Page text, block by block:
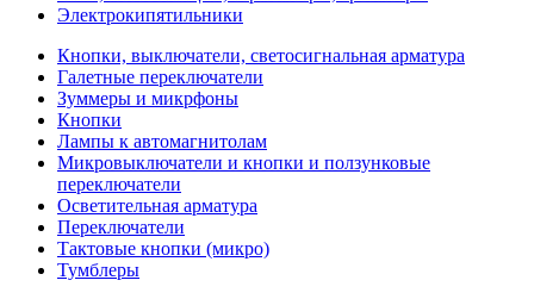
Электрокипятильники
Кнопки, выключатели, светосигнальная арматура
Галетные переключатели
Зуммеры и микрфоны
Кнопки
Лампы к автомагнитолам
Микровыключатели и кнопки и ползунковые
переключатели
Осветительная арматура
Переключатели
Тактовые кнопки (микро)
Тумблеры